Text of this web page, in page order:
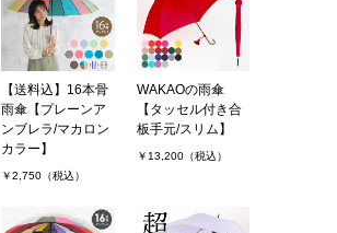
【送料込】16本骨
雨傘【プレーンア
ンブレラ/マカロン
カラー】
￥2,750（税込）
WAKAOの雨傘
【タッセル付き合
板手元/スリム】
￥13,200（税込）